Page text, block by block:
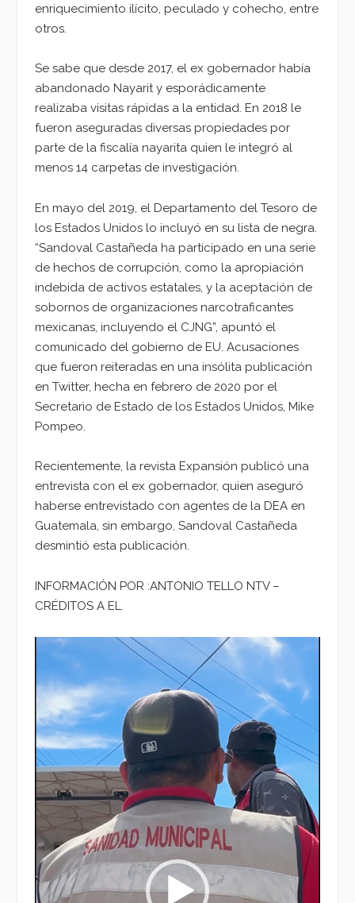
enriquecimiento ilícito, peculado y cohecho, entre
otros.
Se sabe que desde 2017, el ex gobernador había
abandonado Nayarit y esporádicamente
realizaba visitas rápidas a la entidad. En 2018 le
fueron aseguradas diversas propiedades por
parte de la fiscalía nayarita quien le integró al
menos 14 carpetas de investigación.
En mayo del 2019, el Departamento del Tesoro de
los Estados Unidos lo incluyó en su lista de negra.
“Sandoval Castañeda ha participado en una serie
de hechos de corrupción, como la apropiación
indebida de activos estatales, y la aceptación de
sobornos de organizaciones narcotraficantes
mexicanas, incluyendo el CJNG”, apuntó el
comunicado del gobierno de EU. Acusaciones
que fueron reiteradas en una insólita publicación
en Twitter, hecha en febrero de 2020 por el
Secretario de Estado de los Estados Unidos, Mike
Pompeo.
Recientemente, la revista Expansión publicó una
entrevista con el ex gobernador, quien aseguró
haberse entrevistado con agentes de la DEA en
Guatemala, sin embargo, Sandoval Castañeda
desmintió esta publicación.
INFORMACIÓN POR :ANTONIO TELLO NTV –
CRÉDITOS A EL.
Reproductor
vídeo